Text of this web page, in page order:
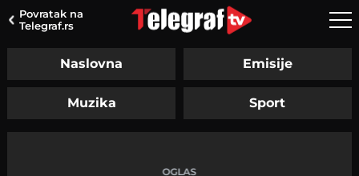
Povratak na
Telegraf.rs
Naslovna Emisije
Muzika Sport